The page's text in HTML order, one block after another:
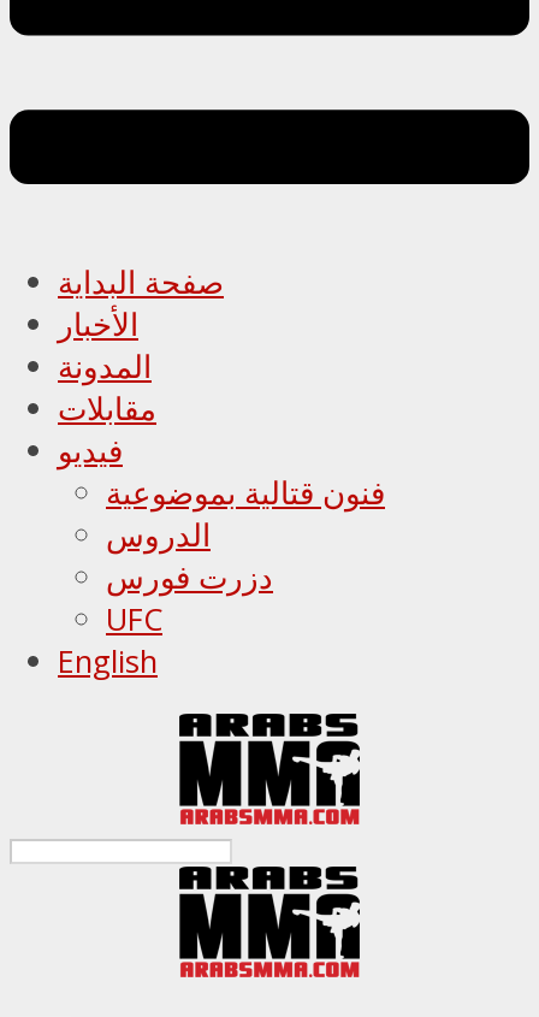
صفحة البداية
الأخبار
المدونة
مقابلات
فيديو
فنون قتالية بموضوعية
الدروس
دزرت فورس
UFC
English